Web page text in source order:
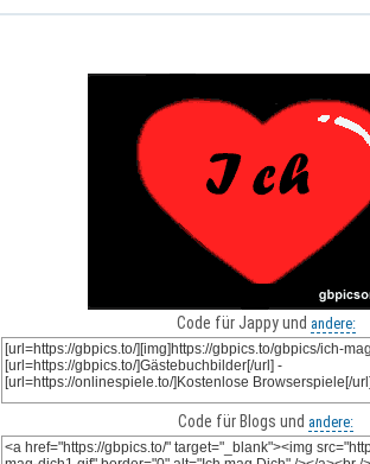
Code für Jappy und andere:
Code für Blogs und andere: